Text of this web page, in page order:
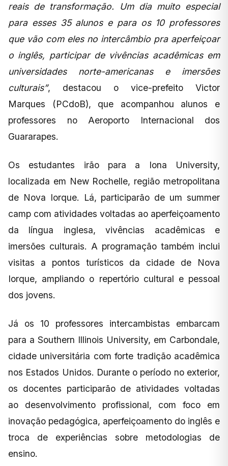
reais de transformação. Um dia muito especial
para esses 35 alunos e para os 10 professores
que vão com eles no intercâmbio pra aperfeiçoar
o inglês, participar de vivências acadêmicas em
universidades norte-americanas e imersões
culturais”, destacou o vice-prefeito Victor
Marques (PCdoB), que acompanhou alunos e
professores no Aeroporto Internacional dos
Guararapes.
Os estudantes irão para a Iona University,
localizada em New Rochelle, região metropolitana
de Nova Iorque. Lá, participarão de um summer
camp com atividades voltadas ao aperfeiçoamento
da língua inglesa, vivências acadêmicas e
imersões culturais. A programação também inclui
visitas a pontos turísticos da cidade de Nova
Iorque, ampliando o repertório cultural e pessoal
dos jovens.
Já os 10 professores intercambistas embarcam
para a Southern Illinois University, em Carbondale,
cidade universitária com forte tradição acadêmica
nos Estados Unidos. Durante o período no exterior,
os docentes participarão de atividades voltadas
ao desenvolvimento profissional, com foco em
inovação pedagógica, aperfeiçoamento do inglês e
troca de experiências sobre metodologias de
ensino.